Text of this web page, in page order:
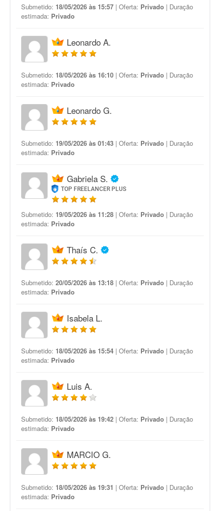
Submetido: 18/05/2026 às 15:57 | Oferta: Privado | Duração
estimada: Privado
Leonardo A.
Submetido: 18/05/2026 às 16:10 | Oferta: Privado | Duração
estimada: Privado
Leonardo G.
Submetido: 19/05/2026 às 01:43 | Oferta: Privado | Duração
estimada: Privado
Gabriela S.
TOP FREELANCER PLUS
Submetido: 19/05/2026 às 11:28 | Oferta: Privado | Duração
estimada: Privado
Thaís C.
Submetido: 20/05/2026 às 13:18 | Oferta: Privado | Duração
estimada: Privado
Isabela L.
Submetido: 18/05/2026 às 15:54 | Oferta: Privado | Duração
estimada: Privado
Luis A.
Submetido: 18/05/2026 às 19:42 | Oferta: Privado | Duração
estimada: Privado
MARCIO G.
Submetido: 18/05/2026 às 19:31 | Oferta: Privado | Duração
estimada: Privado